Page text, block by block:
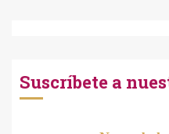
Suscríbete a